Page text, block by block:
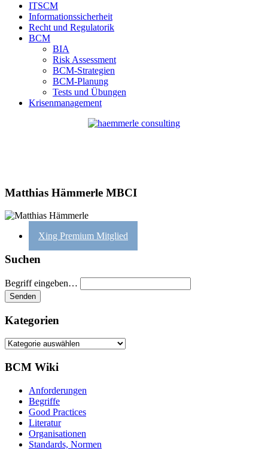
ITSCM
Informationssicherheit
Recht und Regulatorik
BCM
BIA
Risk Assessment
BCM-Strategien
BCM-Planung
Tests und Übungen
Krisenmanagement
Matthias Hämmerle MBCI
Xing Premium Mitglied
Suchen
Begriff eingeben…
Kategorien
Kategorien
BCM Wiki
Anforderungen
Begriffe
Good Practices
Literatur
Organisationen
Standards, Normen